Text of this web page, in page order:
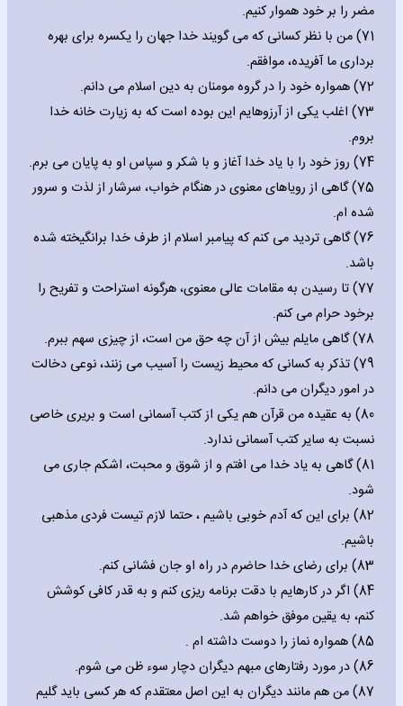
مضر را بر خود هموار کنیم.
71) من با نظر کسانی که می گویند خدا جهان را یکسره برای بهره
برداری ما آفریده، موافقم.
72) همواره خود را در گروه مومنان به دین اسلام می دانم.
73) اغلب یکی از آرزوهایم این بوده است که به زیارت خانه خدا
بروم.
74) روز خود را با یاد خدا آغاز و با شکر و سپاس او به پایان می برم.
75) گاهی از رویاهای معنوی در هنگام خواب، سرشار از لذت و سرور
شده ام.
76) گاهی تردید می کنم که پیامبر اسلام از طرف خدا برانگیخته شده
باشد.
77) تا رسیدن به مقامات عالی معنوی، هرگونه استراحت و تفریح را
برخود حرام می کنم.
78) گاهی مایلم بیش از آن چه حق من است، از چیزی سهم ببرم.
79) تذکر به کسانی که محیط زیست را آسیب می زنند، نوعی دخالت
در امور دیگران می دانم.
80) به عقیده من قرآن هم یکی از کتب آسمانی است و بریری خاصی
نسبت به سایر کتب آسمانی ندارد.
81) گاهی به یاد خدا می افتم و از شوق و محبت، اشکم جاری می
شود.
82) برای این که آدم خوبی باشیم ، حتما لازم تیست فردی مذهبی
باشیم.
83) برای رضای خدا حاضرم در راه او جان فشانی کنم.
84) اگر در کارهایم با دقت برنامه ریزی کنم و به قدر کافی کوشش
کنم، به یقین موفق خواهم شد.
85) همواره نماز را دوست داشته ام .
86) در مورد رفتارهای مبهم دیگران دچار سوء ظن می شوم.
87) من هم مانند دیگران به این اصل معتقدم که هر کسی باید گلیم